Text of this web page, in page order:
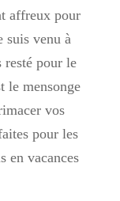
affreux pour
suis venu à
resté pour le
le mensonge
vos
pour les
en vacances